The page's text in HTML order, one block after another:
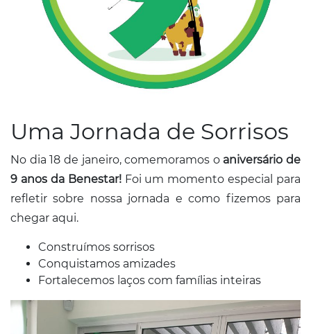
Uma Jornada de Sorrisos
No dia 18 de janeiro, comemoramos o aniversário de
9 anos da Benestar!Foi um momento especial para
refletir sobre nossa jornada e como fizemos para
chegar aqui.
Construímos sorrisos
Conquistamos amizades
Fortalecemos laços com famílias inteiras